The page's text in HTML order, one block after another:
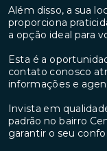
Além disso, a sua
proporciona
a opção ideal para
Esta é a
contato conosco
informações e
Invista em
padrão no bairro
garantir o seu